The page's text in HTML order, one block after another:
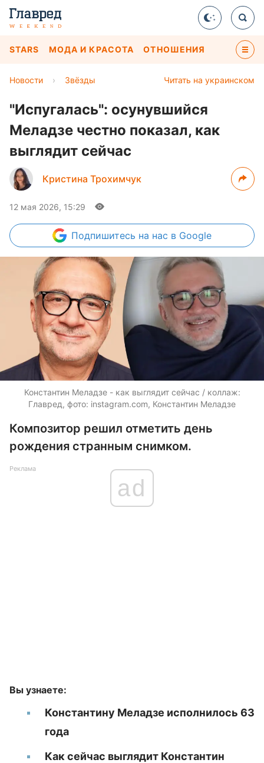
STARS МОДА И КРАСОТА ОТНОШЕНИЯ
Читать на украинском
Новости › Звёзды
"Испугалась": осунувшийся
Меладзе честно показал, как
выглядит сейчас
Кристина Трохимчук
12 мая 2026, 15:29
Подпишитесь на нас в Google
Константин Меладзе - как выглядит сейчас / коллаж:
Главред, фото: instagram.com, Константин Меладзе
Композитор решил отметить день
рождения странным снимком.
Реклама
ad
Вы узнаете:
Константину Меладзе исполнилось 63
года
Как сейчас выглядит Константин